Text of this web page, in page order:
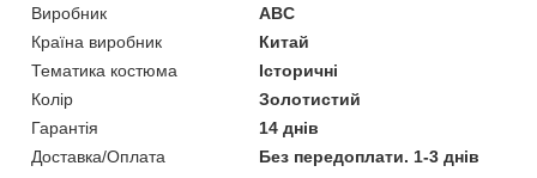
Виробник
ABC
Країна виробник
Китай
Тематика костюма
Історичні
Колір
Золотистий
Гарантія
14 днів
Доставка/Оплата
Без передоплати. 1-3 днів